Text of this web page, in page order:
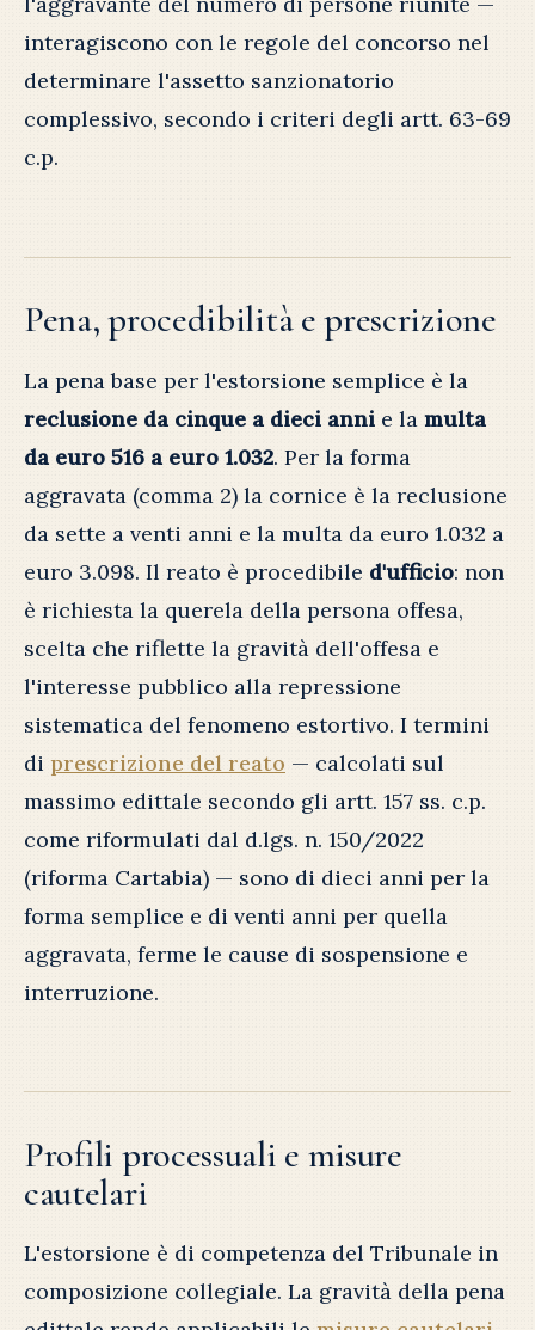
interagiscono con le regole del concorso nel
determinare l'assetto sanzionatorio
complessivo, secondo i criteri degli artt. 63-69
c.p.
Pena, procedibilità e prescrizione
La pena base per l'estorsione semplice è la
reclusione da cinque a dieci anni e la multa
da euro 516 a euro 1.032. Per la forma
aggravata (comma 2) la cornice è la reclusione
da sette a venti anni e la multa da euro 1.032 a
euro 3.098. Il reato è procedibile d'ufficio: non
è richiesta la querela della persona offesa,
scelta che riflette la gravità dell'offesa e
l'interesse pubblico alla repressione
sistematica del fenomeno estortivo. I termini
di prescrizione del reato — calcolati sul
massimo edittale secondo gli artt. 157 ss. c.p.
come riformulati dal d.lgs. n. 150/2022
(riforma Cartabia) — sono di dieci anni per la
forma semplice e di venti anni per quella
aggravata, ferme le cause di sospensione e
interruzione.
Profili processuali e misure
cautelari
L'estorsione è di competenza del Tribunale in
composizione collegiale. La gravità della pena